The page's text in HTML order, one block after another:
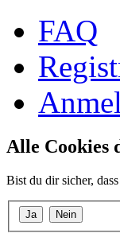
FAQ
Alle Cookies
Bist du dir sicher,